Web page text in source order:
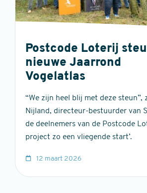
Postcode Loterij
nieuwe Jaarrond
Vogelatlas
“We zijn heel blij met deze steun”,
Nijland, directeur-bestuurder van
de deelnemers van de Postcode
project zo een vliegende start’.
12 maart 2026